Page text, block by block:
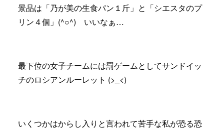
景品は「乃が美の生食パン１斤」と「シエスタのプ
リン４個」(^○^) いいなぁ…
最下位の女子チームには罰ゲームとしてサンドイッ
チのロシアンルーレット (>_<)
いくつかはからし入りと言われて苦手な私が恐る恐